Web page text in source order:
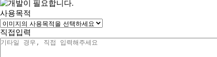
사용목적
직접입력